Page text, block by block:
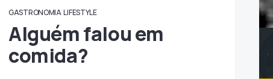
GASTRONOMIA LIFESTYLE
Alguém falou em
comida?